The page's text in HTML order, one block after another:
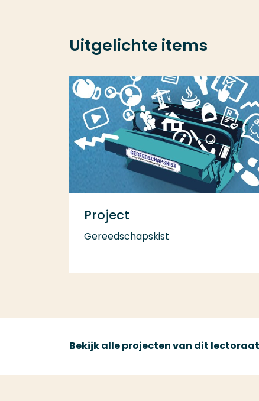
Uitgelichte items
Project
Gereedschapskist
Bekijk alle projecten van dit lectoraat